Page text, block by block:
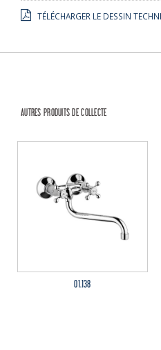
TÉLÉCHARGER LE DESSIN
AUTRES PRODUITS DE COLLECTE
01.138